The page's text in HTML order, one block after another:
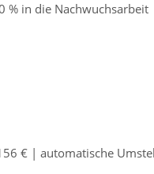
% in die Nachwuchsarbeit
€ | automatische